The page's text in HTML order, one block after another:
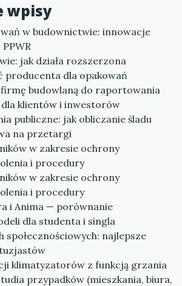
wpisy
w budownictwie: innowacje
jak działa rozszerzona
producenta dla opakowań
budowlaną do raportowania
klientów i inwestorów
publiczne: jak obliczanie śladu
na przetargi
w zakresie ochrony
i procedury
w zakresie ochrony
i procedury
i Anima — porównanie
dla studenta i singla
społecznościowych: najlepsze
klimatyzatorów z funkcją grzania
przypadków (mieszkania, biura,